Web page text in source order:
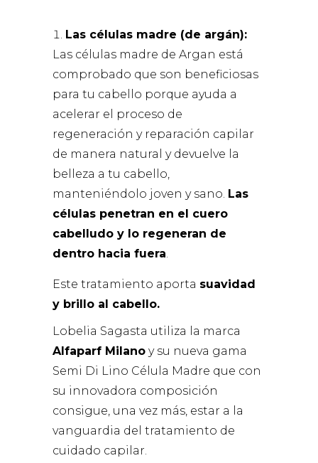
Las células madre (de argán):
Las células madre de Argan está
comprobado que son beneficiosas
para tu cabello porque ayuda a
acelerar el proceso de
regeneración y reparación capilar
de manera natural y devuelve la
belleza a tu cabello,
manteniéndolo joven y sano. Las
células penetran en el cuero
cabelludo y lo regeneran de
dentro hacia fuera.
Este tratamiento aporta suavidad
y brillo al cabello.
Lobelia Sagasta utiliza la marca
Alfaparf Milano y su nueva gama
Semi Di Lino Célula Madre que con
su innovadora composición
consigue, una vez más, estar a la
vanguardia del tratamiento de
cuidado capilar.